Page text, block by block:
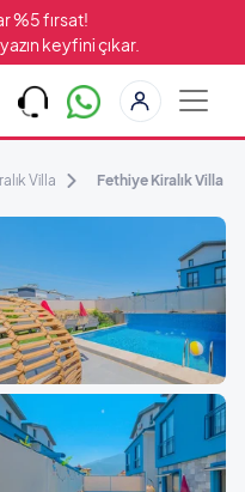
%5 fırsat!
keyfini çıkar.
Villa Fethiye Kiralık Villa